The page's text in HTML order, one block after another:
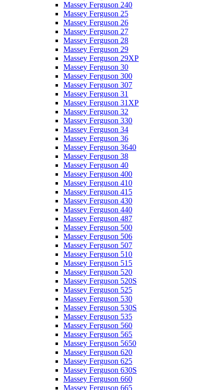
Massey Ferguson 240
Massey Ferguson 25
Massey Ferguson 26
Massey Ferguson 27
Massey Ferguson 28
Massey Ferguson 29
Massey Ferguson 29XP
Massey Ferguson 30
Massey Ferguson 300
Massey Ferguson 307
Massey Ferguson 31
Massey Ferguson 31XP
Massey Ferguson 32
Massey Ferguson 330
Massey Ferguson 34
Massey Ferguson 36
Massey Ferguson 3640
Massey Ferguson 38
Massey Ferguson 40
Massey Ferguson 400
Massey Ferguson 410
Massey Ferguson 415
Massey Ferguson 430
Massey Ferguson 440
Massey Ferguson 487
Massey Ferguson 500
Massey Ferguson 506
Massey Ferguson 507
Massey Ferguson 510
Massey Ferguson 515
Massey Ferguson 520
Massey Ferguson 520S
Massey Ferguson 525
Massey Ferguson 530
Massey Ferguson 530S
Massey Ferguson 535
Massey Ferguson 560
Massey Ferguson 565
Massey Ferguson 5650
Massey Ferguson 620
Massey Ferguson 625
Massey Ferguson 630S
Massey Ferguson 660
Massey Ferguson 665